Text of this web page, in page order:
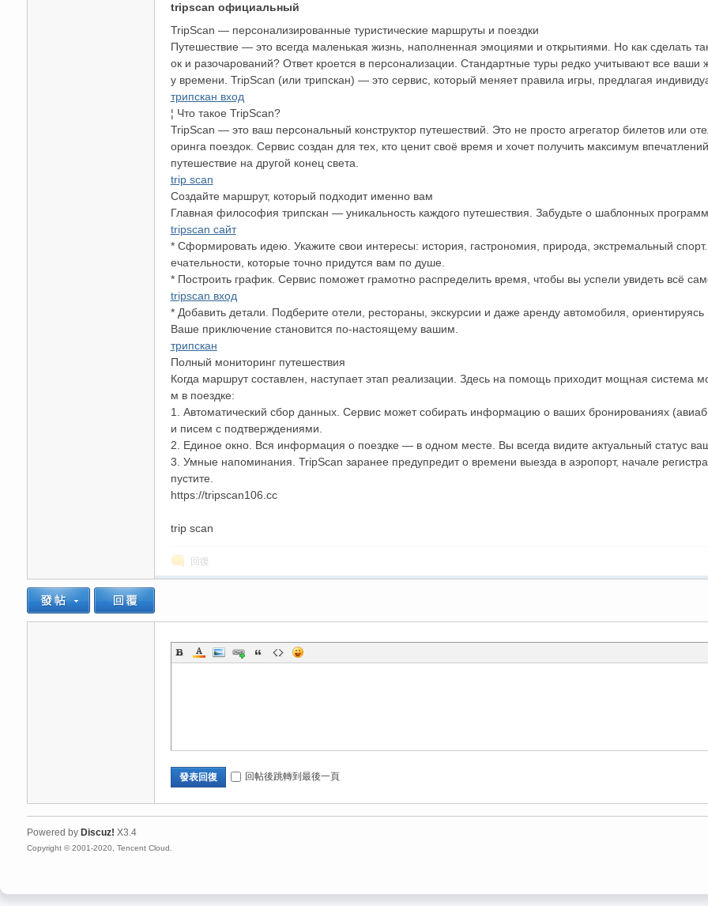
tripscan официальный
TripScan — персонализированные туристические маршруты и поездки
Путешествие — это всегда маленькая жизнь, наполненная эмоциями и открытиями. Но как сделать
ок и разочарований? Ответ кроется в персонализации. Стандартные туры редко учитывают все
у времени. TripScan (или трипскан) — это сервис, который меняет правила игры, предлагая
трипскан вход
¦ Что такое TripScan?
TripScan — это ваш персональный конструктор путешествий. Это не просто агрегатор билетов или
оринга поездок. Сервис создан для тех, кто ценит своё время и хочет получить максимум
путешествие на другой конец света.
trip scan
Создайте маршрут, который подходит именно вам
Главная философия трипскан — уникальность каждого путешествия. Забудьте о шаблонных
tripscan сайт
* Сформировать идею. Укажите свои интересы: история, гастрономия, природа, экстремальный
ечательности, которые точно придутся вам по душе.
* Построить график. Сервис поможет грамотно распределить время, чтобы вы успели увидеть всё
tripscan вход
* Добавить детали. Подберите отели, рестораны, экскурсии и даже аренду автомобиля,
Ваше приключение становится по-настоящему вашим.
трипскан
Полный мониторинг путешествия
Когда маршрут составлен, наступает этап реализации. Здесь на помощь приходит мощная система
м в поездке:
1. Автоматический сбор данных. Сервис может собирать информацию о ваших бронированиях
и писем с подтверждениями.
2. Единое окно. Вся информация о поездке — в одном месте. Вы всегда видите актуальный статус
3. Умные напоминания. TripScan заранее предупредит о времени выезда в аэропорт, начале
пустите.
https://tripscan106.cc
trip scan
回復
發表回復 回帖後跳轉到最後一頁
Powered by Discuz! X3.4
Copyright © 2001-2020, Tencent Cloud.